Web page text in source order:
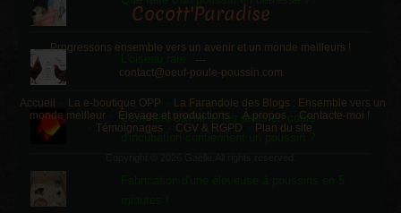
Comment savoir si les œufs en cours
d'incubation contiennent un poussin ?
Cocott'Paradise
Progressons ensemble vers un avenir et un monde meilleurs !
---
contact@oeuf-poule-poussin.com
Accueil La e-boutique OPP
La Farandole des Blogs : Ensemble vers un
monde meilleur
Élevage et productions À propos
Contacte-moi !
Témoignages
CGV & RGPD Plan du site